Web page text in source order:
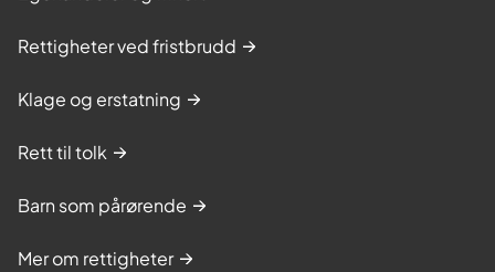
Rettigheter ved fristbrudd
Klage og erstatning
Rett til tolk
Barn som pårørende
Mer om rettigheter